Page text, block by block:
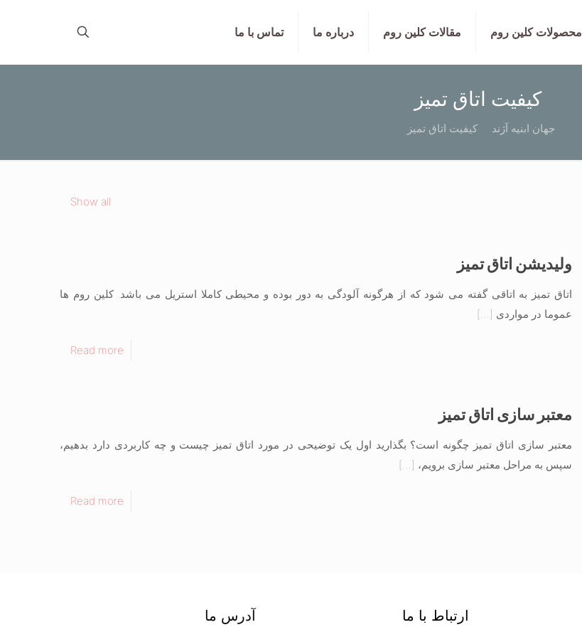
محصولات کلین روم مقالات کلین روم درباره ما تماس با ما
کیفیت اتاق تمیز
جهان ابنیه آژند کیفیت اتاق تمیز
Show all
ولیدیشن اتاق تمیز
اتاق تمیز به اتاقی گفته می شود که از هرگونه آلودگی به دور بوده و محیطی کاملا استریل می باشد. کلین روم ها
عموما در مواردی […]
Read more
معتبر سازی اتاق تمیز
معتبر سازی اتاق تمیز چگونه است؟ بگذارید اول یک توضیحی در مورد اتاق تمیز چیست و چه کاربردی دارد بدهیم،
سپس به مراحل معتبر سازی برویم، […]
Read more
ارتباط با ما آدرس ما